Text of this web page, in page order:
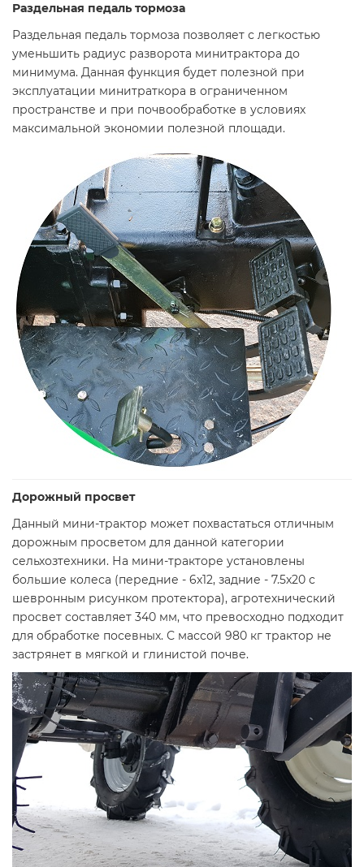
Раздельная педаль тормоза
Раздельная педаль тормоза позволяет с легкостью
уменьшить радиус разворота минитрактора до
минимума. Данная функция будет полезной при
эксплуатации минитраткора в ограниченном
пространстве и при почвообработке в условиях
максимальной экономии полезной площади.
Дорожный просвет
Данный мини-трактор может похвастаться отличным
дорожным просветом для данной категории
сельхозтехники. На мини-тракторе установлены
большие колеса (передние - 6х12, задние - 7.5х20 с
шевронным рисунком протектора), агротехнический
просвет составляет 340 мм, что превосходно подходит
для обработке посевных. С массой 980 кг трактор не
застрянет в мягкой и глинистой почве.